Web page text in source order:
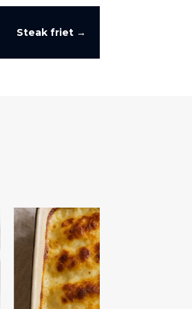
Steak friet→
Gastronomie